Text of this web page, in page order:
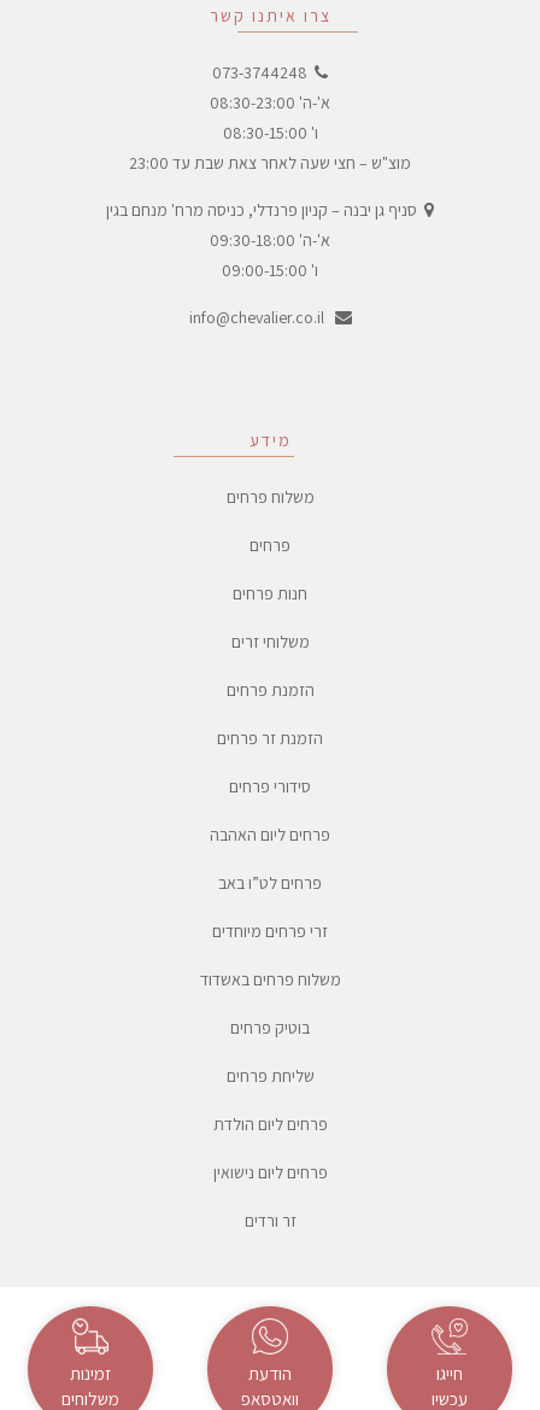
מידע
משלוח פרחים
פרחים
חנות פרחים
משלוחי זרים
הזמנת פרחים
הזמנת זר פרחים
סידורי פרחים
פרחים ליום האהבה
פרחים לט”ו באב
זרי פרחים מיוחדים
משלוח פרחים באשדוד
בוטיק פרחים
שליחת פרחים
פרחים ליום הולדת
פרחים ליום נישואין
זר ורדים
צרו איתנו קשר
073-3744248
א'-ה' 08:30-23:00
ו' 08:30-15:00
מוצ"ש – חצי שעה לאחר צאת שבת עד 23:00
סניף גן יבנה – קניון פרנדלי, כניסה מרח' מנחם בגין
א'-ה' 09:30-18:00
ו' 09:00-15:00
info@chevalier.co.il
זמינות
משלוחים
הודעת
וואטסאפ
חייגו
עכשיו